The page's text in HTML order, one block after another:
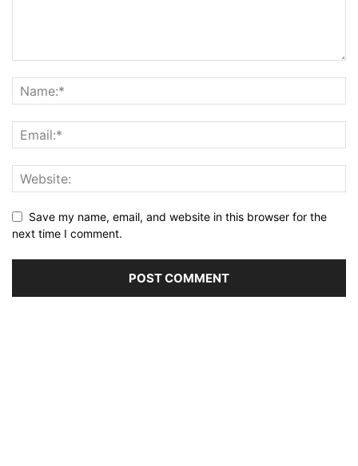
Save my name, email, and website in this browser for the
next time I comment.